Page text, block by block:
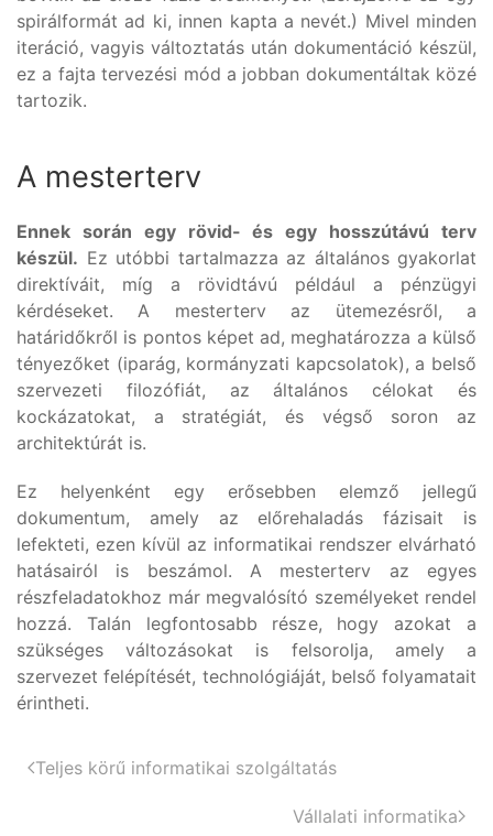
spirálformát ad ki, innen kapta a nevét.) Mivel minden
iteráció, vagyis változtatás után dokumentáció készül,
ez a fajta tervezési mód a jobban dokumentáltak közé
tartozik.
A mesterterv
Ennek során egy rövid- és egy hosszútávú terv
készül. Ez utóbbi tartalmazza az általános gyakorlat
direktíváit, míg a rövidtávú például a pénzügyi
kérdéseket. A mesterterv az ütemezésről, a
határidőkről is pontos képet ad, meghatározza a külső
tényezőket (iparág, kormányzati kapcsolatok), a belső
szervezeti filozófiát, az általános célokat és
kockázatokat, a stratégiát, és végső soron az
architektúrát is.
Ez helyenként egy erősebben elemző jellegű
dokumentum, amely az előrehaladás fázisait is
lefekteti, ezen kívül az informatikai rendszer elvárható
hatásairól is beszámol. A mesterterv az egyes
részfeladatokhoz már megvalósító személyeket rendel
hozzá. Talán legfontosabb része, hogy azokat a
szükséges változásokat is felsorolja, amely a
szervezet felépítését, technológiáját, belső folyamatait
érintheti.
Teljes körű informatikai szolgáltatás
Vállalati informatika